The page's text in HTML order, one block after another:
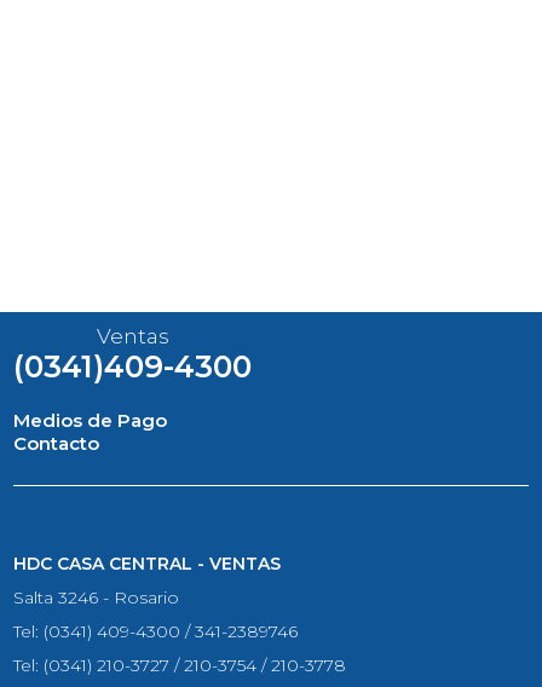
Ventas
(0341)409-4300
Medios de Pago
Contacto
HDC CASA CENTRAL - VENTAS
Salta 3246 - Rosario
Tel: (0341) 409-4300 / 341-2389746
Tel: (0341) 210-3727 / 210-3754 / 210-3778